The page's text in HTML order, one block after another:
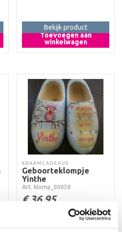
Toevoegen aan
winkelwagen
Bekijk product
KRAAMCADEAUS
Geboorteklompje
Yinthe
Art. klomp_00038
€36,95